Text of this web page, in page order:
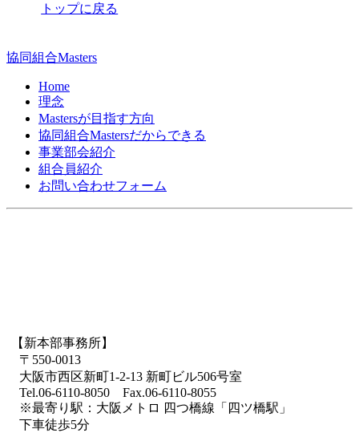
シ
トップに戻る
協同組合Masters
Home
理念
Mastersが目指す方向
協同組合Mastersだからできる
事業部会紹介
組合員紹介
お問い合わせフォーム
【新本部事務所】
〒550-0013
大阪市西区新町1-2-13 新町ビル506号室
Tel.06-6110-8050 Fax.06-6110-8055
※最寄り駅：大阪メトロ 四つ橋線「四ツ橋駅」
下車徒歩5分